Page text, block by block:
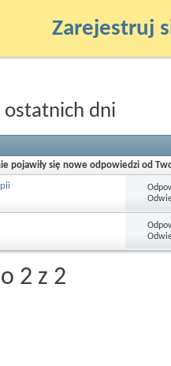
Zarejestruj
ostatnich dni
pojawiły się nowe odpowiedzi od
2 z 2